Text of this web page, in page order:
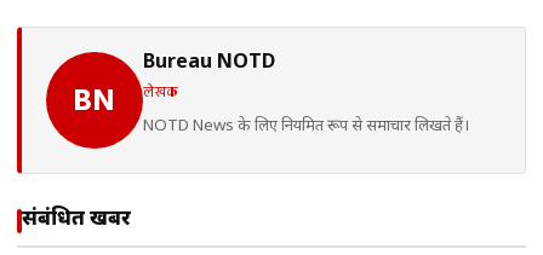
BN
Bureau NOTD
लेखक
NOTD News के लिए नियमित रूप से समाचार लिखते हैं।
संबंधित खबरें